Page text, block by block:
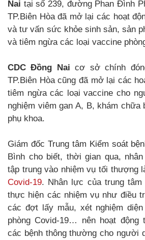
Nai tại số 239, đường Phan Đình
TP.Biên Hòa đã mở lại các hoạt
và tư vấn sức khỏe sinh sản, sản
và tiêm ngừa các loại vaccine
CDC Đồng Nai cơ sở chính
TP.Biên Hòa cũng đã mở lại các
tiêm ngừa các loại vaccine cho
nghiệm viêm gan A, B, khám chữa
phụ khoa.
Giám đốc Trung tâm Kiểm soát
Bình cho biết, thời gian qua,
tập trung vào nhiệm vụ tối thượng
Covid-19. Nhân lực của trung
thực hiện các nhiệm vụ như điều
các đợt lấy mẫu, xét nghiệm
phòng Covid-19… nên hoạt động
các bệnh thông thường cho người